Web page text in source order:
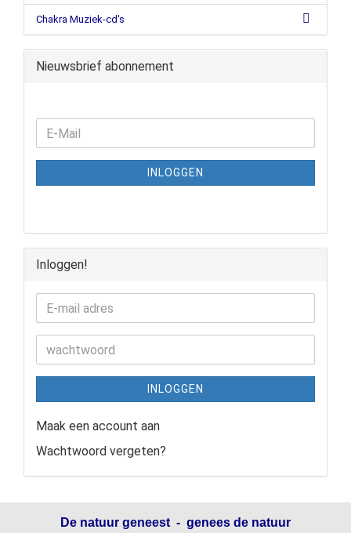
Chakra Muziek-cd's
Nieuwsbrief abonnement
INLOGGEN
Inloggen!
INLOGGEN
Maak een account aan
Wachtwoord vergeten?
De natuur geneest - genees de natuur